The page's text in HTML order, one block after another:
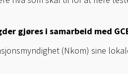
gjøres i samarbeid med
(Nkom) sine